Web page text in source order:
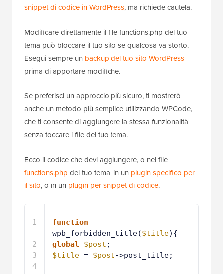
snippet di codice in WordPress, ma richiede cautela.
Modificare direttamente il file functions.php del tuo
tema può bloccare il tuo sito se qualcosa va storto.
Esegui sempre un backup del tuo sito WordPress
prima di apportare modifiche.
Se preferisci un approccio più sicuro, ti mostrerò
anche un metodo più semplice utilizzando WPCode,
che ti consente di aggiungere la stessa funzionalità
senza toccare i file del tuo tema.
Ecco il codice che devi aggiungere, o nel file
functions.php del tuo tema, in un plugin specifico per
il sito, o in un plugin per snippet di codice.
1
2
3
4
function
wpb_forbidden_title($title){
global
$post ;
$title = $post->post_title;